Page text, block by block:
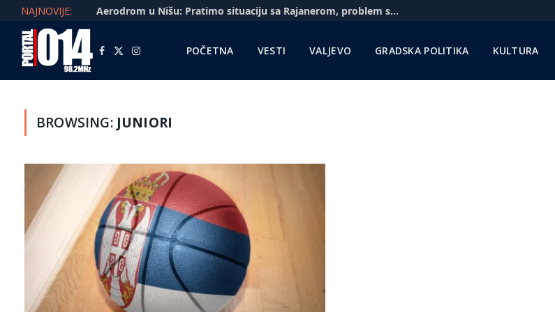
NAJNOVIJE: Aerodrom u Nišu: Pratimo situaciju sa Rajanerom, problem sa gorivom zbog sankcija NIS-u
Facebook
X
Instagram POČETNA VESTI VALJEVO GRADSKA POLITIKA KULTURA
BROWSING: JUNIORI